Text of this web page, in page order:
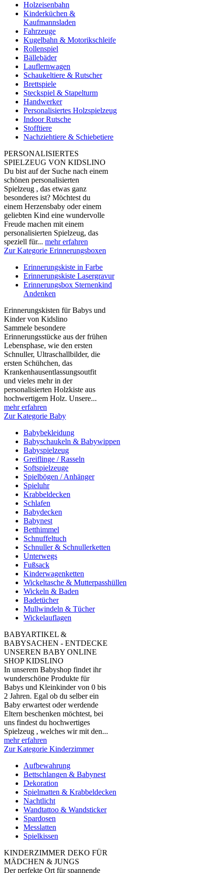
Holzeisenbahn
Kinderküchen &
Kaufmannsladen
Fahrzeuge
Kugelbahn & Motorikschleife
Rollenspiel
Bällebäder
Lauflernwagen
Schaukeltiere & Rutscher
Brettspiele
Steckspiel & Stapelturm
Handwerker
Personalisiertes Holzspielzeug
Indoor Rutsche
Stofftiere
Nachziehtiere & Schiebetiere
PERSONALISIERTES
SPIELZEUG VON KIDSLINO
Du bist auf der Suche nach einem
schönen personalisierten
Spielzeug , das etwas ganz
besonderes ist? Möchtest du
einem Herzensbaby oder einem
geliebten Kind eine wundervolle
Freude machen mit einem
personalisierten Spielzeug, das
speziell für... mehr erfahren
Zur Kategorie Erinnerungsboxen
Erinnerungskiste in Farbe
Erinnerungskiste Lasergravur
Erinnerungsbox Sternenkind
Andenken
Erinnerungskisten für Babys und
Kinder von Kidslino
Sammele besondere
Erinnerungsstücke aus der frühen
Lebensphase, wie den ersten
Schnuller, Ultraschallbilder, die
ersten Schühchen, das
Krankenhausentlassungsoutfit
und vieles mehr in der
personalisierten Holzkiste aus
hochwertigem Holz. Unsere...
mehr erfahren
Zur Kategorie Baby
Babybekleidung
Babyschaukeln & Babywippen
Babyspielzeug
Greiflinge / Rasseln
Softspielzeuge
Spielbögen / Anhänger
Spieluhr
Krabbeldecken
Schlafen
Babydecken
Babynest
Betthimmel
Schnuffeltuch
Schnuller & Schnullerketten
Unterwegs
Fußsack
Kinderwagenketten
Wickeltasche & Mutterpasshüllen
Wickeln & Baden
Badetücher
Mullwindeln & Tücher
Wickelauflagen
BABYARTIKEL &
BABYSACHEN - ENTDECKE
UNSEREN BABY ONLINE
SHOP KIDSLINO
In unserem Babyshop findet ihr
wunderschöne Produkte für
Babys und Kleinkinder von 0 bis
2 Jahren. Egal ob du selber ein
Baby erwartest oder werdende
Eltern beschenken möchtest, bei
uns findest du hochwertiges
Spielzeug , welches wir mit den...
mehr erfahren
Zur Kategorie Kinderzimmer
Aufbewahrung
Bettschlangen & Babynest
Dekoration
Spielmatten & Krabbeldecken
Nachtlicht
Wandtattoo & Wandsticker
Spardosen
Messlatten
Spielkissen
KINDERZIMMER DEKO FÜR
MÄDCHEN & JUNGS
Der perfekte Ort für spannende